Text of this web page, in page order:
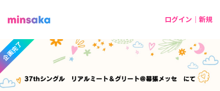
ログイン｜新規
企画完了